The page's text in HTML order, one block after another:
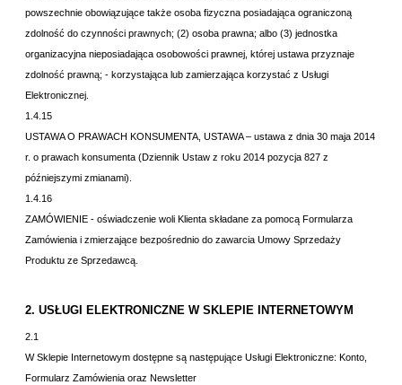
powszechnie obowiązujące także osoba fizyczna posiadająca ograniczoną
zdolność do czynności prawnych; (2) osoba prawna; albo (3) jednostka
organizacyjna nieposiadająca osobowości prawnej, której ustawa przyznaje
zdolność prawną; - korzystająca lub zamierzająca korzystać z Usługi
Elektronicznej.
1.4.15
USTAWA O PRAWACH KONSUMENTA, USTAWA – ustawa z dnia 30 maja 2014
r. o prawach konsumenta (Dziennik Ustaw z roku 2014 pozycja 827 z
późniejszymi zmianami).
1.4.16
ZAMÓWIENIE - oświadczenie woli Klienta składane za pomocą Formularza
Zamówienia i zmierzające bezpośrednio do zawarcia Umowy Sprzedaży
Produktu ze Sprzedawcą.
2. USŁUGI ELEKTRONICZNE W SKLEPIE INTERNETOWYM
2.1
W Sklepie Internetowym dostępne są następujące Usługi Elektroniczne: Konto,
Formularz Zamówienia oraz Newsletter